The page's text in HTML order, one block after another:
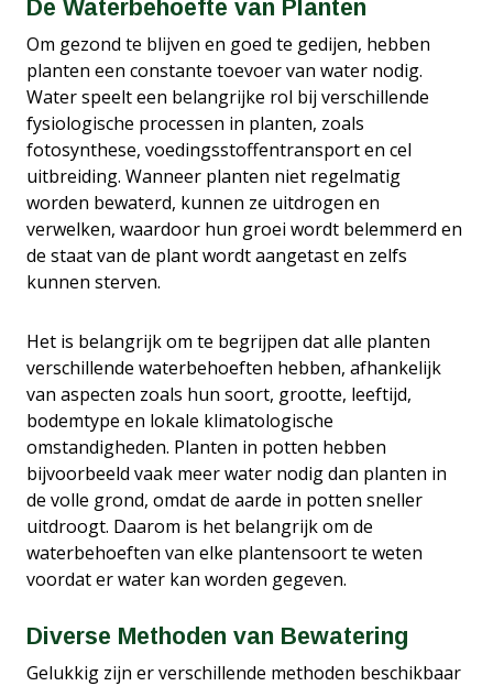
De Waterbehoefte van Planten
Om gezond te blijven en goed te gedijen, hebben
planten een constante toevoer van water nodig.
Water speelt een belangrijke rol bij verschillende
fysiologische processen in planten, zoals
fotosynthese, voedingsstoffentransport en cel
uitbreiding. Wanneer planten niet regelmatig
worden bewaterd, kunnen ze uitdrogen en
verwelken, waardoor hun groei wordt belemmerd en
de staat van de plant wordt aangetast en zelfs
kunnen sterven.
Het is belangrijk om te begrijpen dat alle planten
verschillende waterbehoeften hebben, afhankelijk
van aspecten zoals hun soort, grootte, leeftijd,
bodemtype en lokale klimatologische
omstandigheden. Planten in potten hebben
bijvoorbeeld vaak meer water nodig dan planten in
de volle grond, omdat de aarde in potten sneller
uitdroogt. Daarom is het belangrijk om de
waterbehoeften van elke plantensoort te weten
voordat er water kan worden gegeven.
Diverse Methoden van Bewatering
Gelukkig zijn er verschillende methoden beschikbaar